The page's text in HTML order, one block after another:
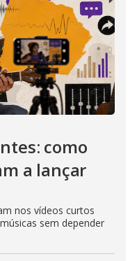
como
a lançar
nos vídeos curtos
sem depender